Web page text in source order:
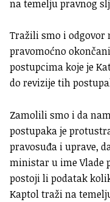
na temelju pravnog
Tražili smo i odgovor
pravomoćno
postupcima koje je
do revizije tih
Zamolili smo i da
postupaka je
pravosuđa i uprave,
ministar u ime Vlade
postoji li podatak
Kaptol traži na